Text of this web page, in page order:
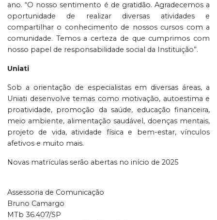
ano. “O nosso sentimento é de gratidão. Agradecemos a
oportunidade de realizar diversas atividades e
compartilhar o conhecimento de nossos cursos com a
comunidade. Temos a certeza de que cumprimos com
nosso papel de responsabilidade social da Instituição”.
Uniati
Sob a orientação de especialistas em diversas áreas, a
Uniati desenvolve temas como motivação, autoestima e
proatividade, promoção da saúde, educação financeira,
meio ambiente, alimentação saudável, doenças mentais,
projeto de vida, atividade física e bem-estar, vínculos
afetivos e muito mais.
Novas matrículas serão abertas no início de 2025
Assessoria de Comunicação
Bruno Camargo
MTb 36.407/SP